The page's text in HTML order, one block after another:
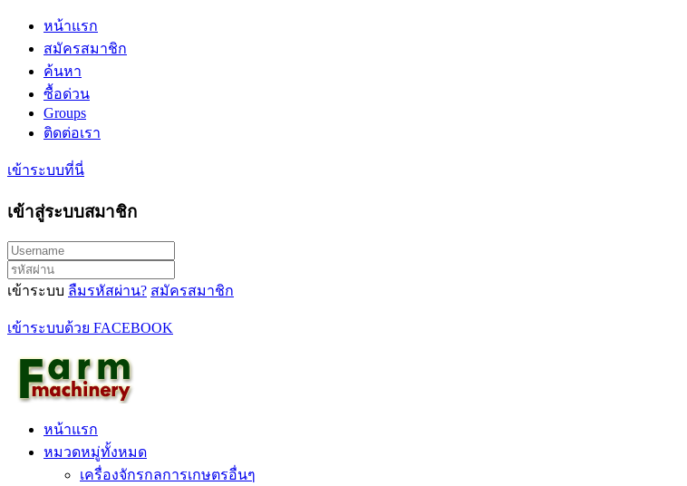
หน้าแรก
สมัครสมาชิก
ค้นหา
ซื้อด่วน
Groups
ติดต่อเรา
เข้าระบบที่นี่
เข้าสู่ระบบสมาชิก
เข้าระบบ ลืมรหัสผ่าน? สมัครสมาชิก
เข้าระบบด้วย FACEBOOK
หน้าแรก
หมวดหมู่ทั้งหมด
เครื่องจักรกลการเกษตรอื่นๆ